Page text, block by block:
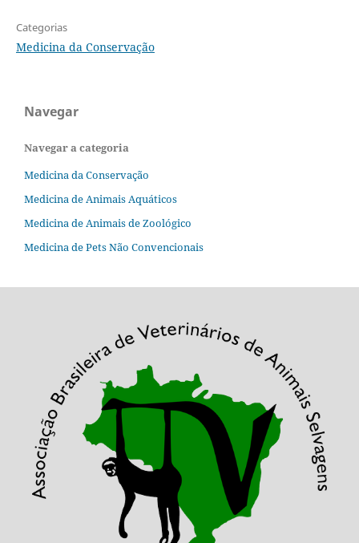
Categorias
Medicina da Conservação
Navegar
Navegar a categoria
Medicina da Conservação
Medicina de Animais Aquáticos
Medicina de Animais de Zoológico
Medicina de Pets Não Convencionais